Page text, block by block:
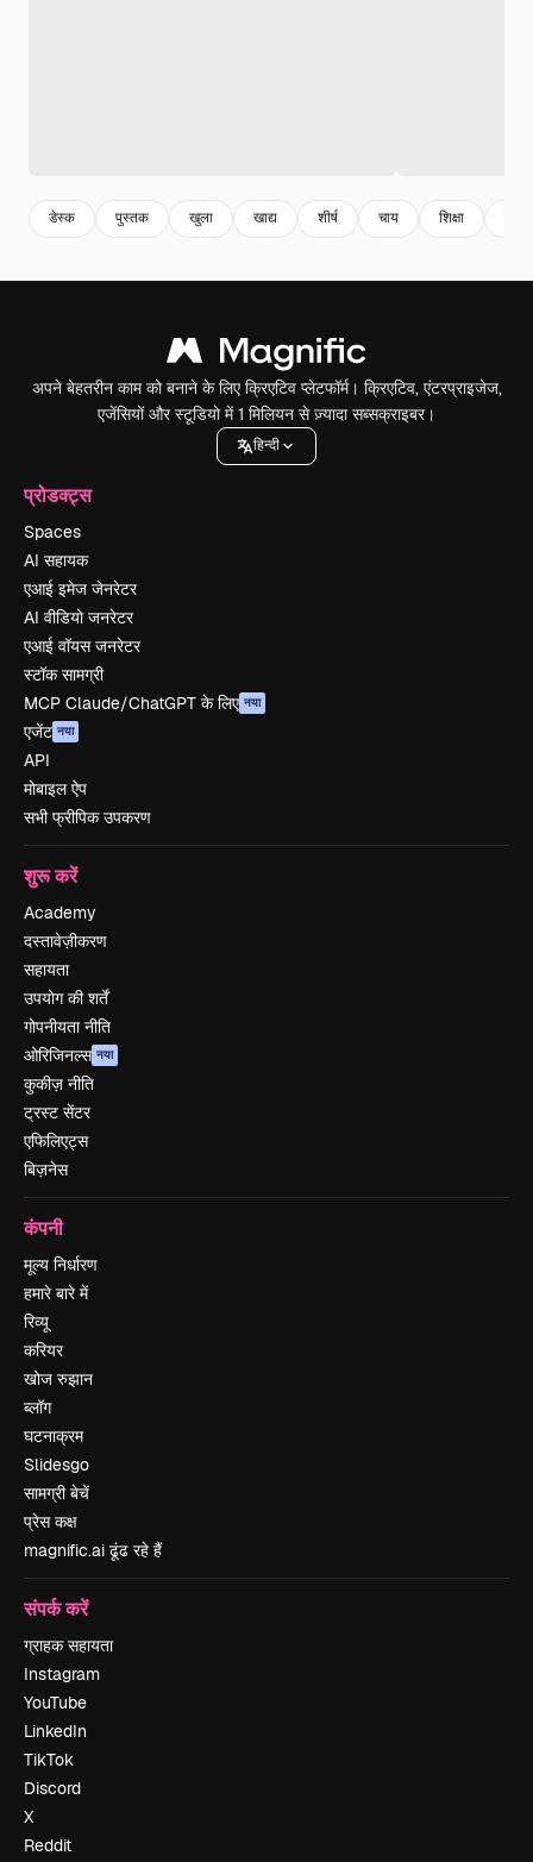
डेस्क पुस्तक खुला खाद्य शीर्ष चाय शिक्षा
अपने बेहतरीन काम को बनाने के लिए क्रिएटिव प्लेटफॉर्म। क्रिएटिव, एंटरप्राइजेज,
एजेंसियों और स्टूडियो में 1 मिलियन से ज़्यादा सब्सक्राइबर।
हिन्दी
प्रोडक्ट्स
Spaces
AI सहायक
एआई इमेज जेनरेटर
AI वीडियो जनरेटर
एआई वॉयस जनरेटर
स्टॉक सामग्री
MCP Claude/ChatGPT के लिए नया
एजेंट नया
API
मोबाइल ऐप
सभी फ्रीपिक उपकरण
शुरू करें
Academy
दस्तावेज़ीकरण
सहायता
उपयोग की शर्तें
गोपनीयता नीति
ओरिजिनल्स नया
कुकीज़ नीति
ट्रस्ट सेंटर
एफिलिएट्स
बिज़नेस
कंपनी
मूल्य निर्धारण
हमारे बारे में
रिव्यू
करियर
खोज रुझान
ब्लॉग
घटनाक्रम
Slidesgo
सामग्री बेचें
प्रेस कक्ष
magnific.ai ढूंढ रहे हैं
संपर्क करें
ग्राहक सहायता
Instagram
YouTube
LinkedIn
TikTok
Discord
X
Reddit